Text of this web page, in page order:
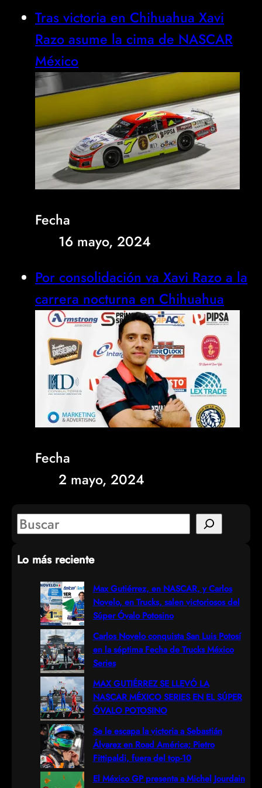
Tras victoria en Chihuahua Xavi
Razo asume la cima de NASCAR
México
Fecha
16 mayo, 2024
Por consolidación va Xavi Razo a la
carrera nocturna en Chihuahua
Fecha
2 mayo, 2024
S
a
Lo más reciente
Max Gutiérrez, en NASCAR, y Carlos
Novelo, en Trucks, salen victoriosos del
Súper Óvalo Potosino
Carlos Novelo conquista San Luis Potosí
en la séptima Fecha de Trucks México
Series
MAX GUTIÉRREZ SE LLEVÓ LA
NASCAR MÉXICO SERIES EN EL SÚPER
ÓVALO POTOSINO
Se le escapa la victoria a Sebastián
Álvarez en Road América; Pietro
Fittipaldi, fuera del top-10
El México GP presenta a Michel Jourdain